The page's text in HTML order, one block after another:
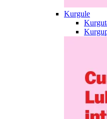
Kurgule